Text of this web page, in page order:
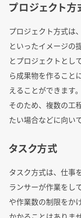
プロジェクト方
プロジェクト方式は
といったイメージの
とプロジェクトとし
ら成果物を作ること
えることができます。
そのため、複数の工
たい場合などに向い
タスク方式
タスク方式は、仕事
ランサーが作業をし
や作業数の制限をか